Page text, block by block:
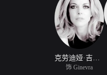
饰 Ginevra